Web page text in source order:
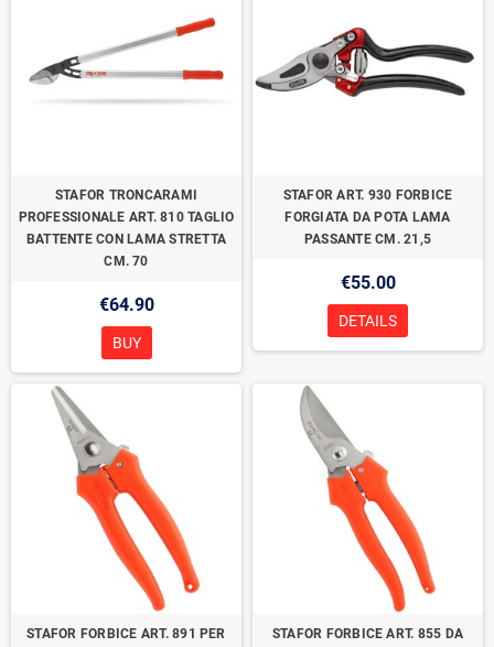
STAFOR TRONCARAMI
PROFESSIONALE ART. 810 TAGLIO
BATTENTE CON LAMA STRETTA
CM. 70
€64.90
BUY
STAFOR ART. 930 FORBICE
FORGIATA DA POTA LAMA
PASSANTE CM. 21,5
€55.00
DETAILS
STAFOR FORBICE ART. 891 PER
STAFOR FORBICE ART. 855 DA